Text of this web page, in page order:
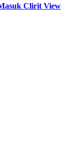
Clirit View